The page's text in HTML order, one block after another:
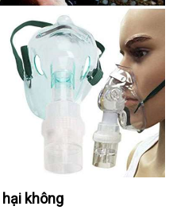
hại không